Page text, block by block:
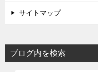
サイトマップ
ブログ内を検索